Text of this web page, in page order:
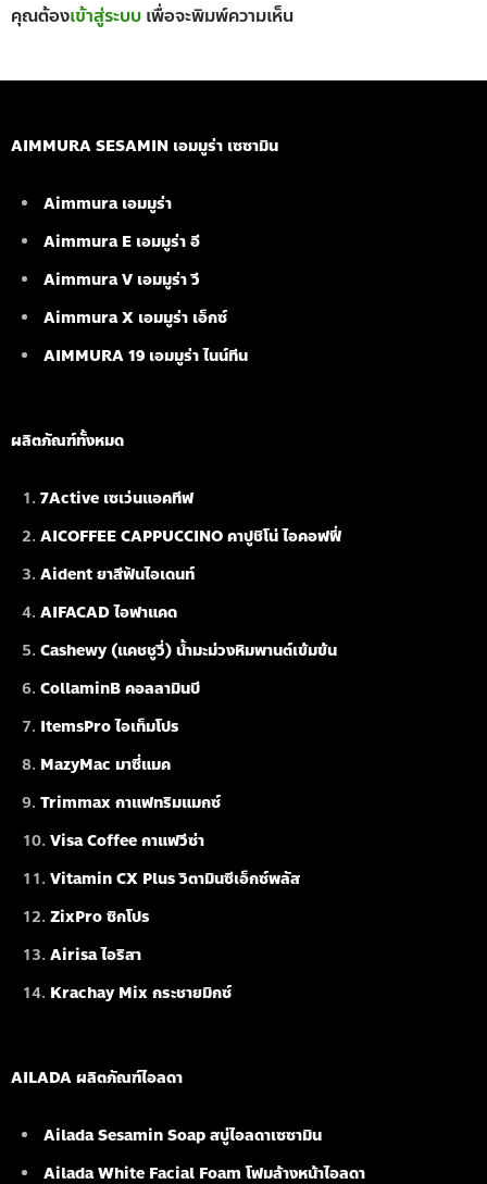
คุณต้องเข้าสู่ระบบ เพื่อจะพิมพ์ความเห็น
AIMMURA SESAMIN เอมมูร่า เซซามิน
Aimmura เอมมูร่า
Aimmura E เอมมูร่า อี
Aimmura V เอมมูร่า วี
Aimmura X เอมมูร่า เอ็กซ์
AIMMURA 19 เอมมูร่า ไนน์ทีน
ผลิตภัณฑ์ทั้งหมด
7Active เซเว่นแอคทีฟ
AICOFFEE CAPPUCCINO คาปูชิโน่ ไอคอฟฟี่
Aident ยาสีฟันไอเดนท์
AIFACAD ไอฟาแคด
Cashewy (แคชชูวี่) น้ำมะม่วงหิมพานต์เข้มข้น
CollaminB คอลลามินบี
ItemsPro ไอเท็มโปร
MazyMac มาซี่แมค
Trimmax กาแฟทริมแมกซ์
Visa Coffee กาแฟวีซ่า
Vitamin CX Plus วิตามินซีเอ็กซ์พลัส
ZixPro ซิกโปร
Airisa ไอริสา
Krachay Mix กระชายมิกซ์
AILADA ผลิตภัณฑ์ไอลดา
Ailada Sesamin Soapสบู่ไอลดาเซซามิน
Ailada White Facial Foamโฟมล้างหน้าไอลดา